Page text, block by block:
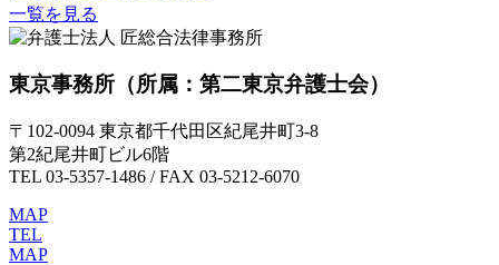
一覧を見る
東京事務所 （所属：第二東京弁護士会）
〒102-0094 東京都千代田区紀尾井町3-8
第2紀尾井町ビル6階
TEL 03-5357-1486 / FAX 03-5212-6070
MAP
TEL
MAP